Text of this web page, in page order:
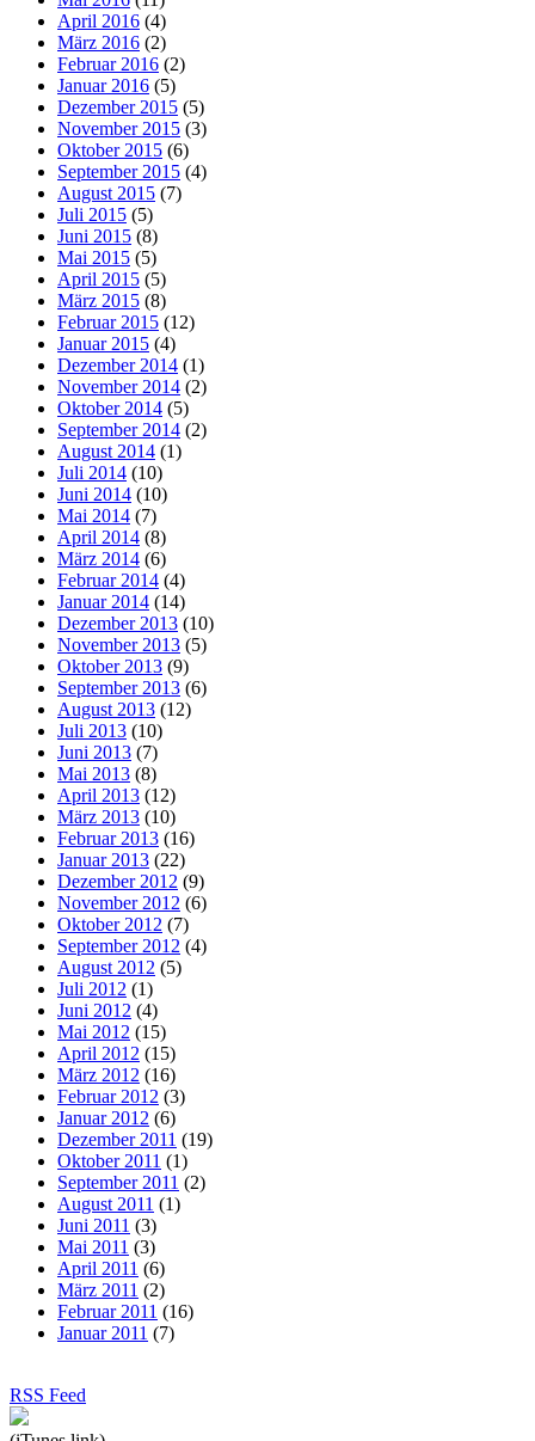
April 2016 (4)
März 2016 (2)
Februar 2016 (2)
Januar 2016 (5)
Dezember 2015 (5)
November 2015 (3)
Oktober 2015 (6)
September 2015 (4)
August 2015 (7)
Juli 2015 (5)
Juni 2015 (8)
Mai 2015 (5)
April 2015 (5)
März 2015 (8)
Februar 2015 (12)
Januar 2015 (4)
Dezember 2014 (1)
November 2014 (2)
Oktober 2014 (5)
September 2014 (2)
August 2014 (1)
Juli 2014 (10)
Juni 2014 (10)
Mai 2014 (7)
April 2014 (8)
März 2014 (6)
Februar 2014 (4)
Januar 2014 (14)
Dezember 2013 (10)
November 2013 (5)
Oktober 2013 (9)
September 2013 (6)
August 2013 (12)
Juli 2013 (10)
Juni 2013 (7)
Mai 2013 (8)
April 2013 (12)
März 2013 (10)
Februar 2013 (16)
Januar 2013 (22)
Dezember 2012 (9)
November 2012 (6)
Oktober 2012 (7)
September 2012 (4)
August 2012 (5)
Juli 2012 (1)
Juni 2012 (4)
Mai 2012 (15)
April 2012 (15)
März 2012 (16)
Februar 2012 (3)
Januar 2012 (6)
Dezember 2011 (19)
Oktober 2011 (1)
September 2011 (2)
August 2011 (1)
Juni 2011 (3)
Mai 2011 (3)
April 2011 (6)
März 2011 (2)
Februar 2011 (16)
Januar 2011 (7)
RSS Feed